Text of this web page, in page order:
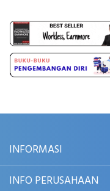
INFORMASI
INFO PERUSAHAAN